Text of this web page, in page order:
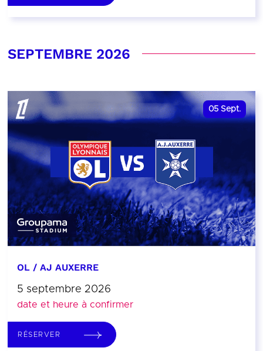
SEPTEMBRE 2026
05 Sept.
OL / AJ AUXERRE
5 septembre 2026
date et heure à confirmer
RÉSERVER